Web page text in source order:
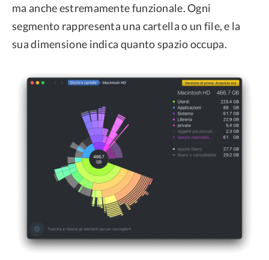
ma anche estremamente funzionale. Ogni
segmento rappresenta una cartella o un file, e la
sua dimensione indica quanto spazio occupa.